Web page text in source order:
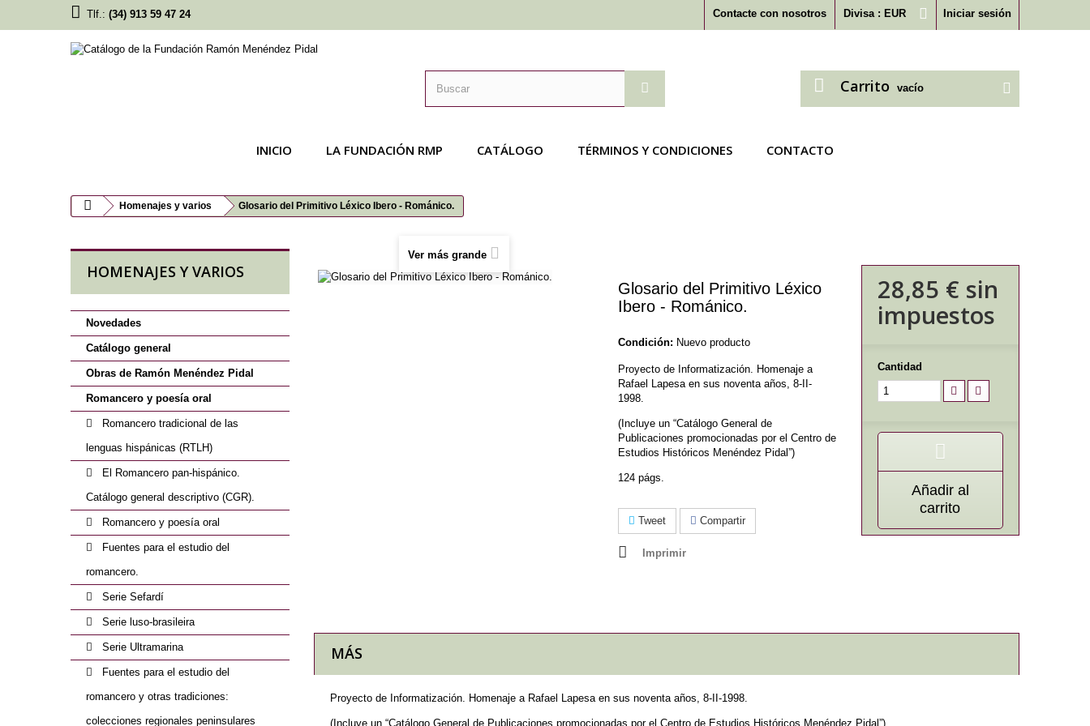
Iniciar sesión
Divisa : EUR
Contacte con nosotros
Tlf.: (34) 913 59 47 24
Carrito vacío
INICIO LA FUNDACIÓN RMP CATÁLOGO TÉRMINOS Y CONDICIONES CONTACTO
Homenajes y varios Glosario del Primitivo Léxico Ibero - Románico.
HOMENAJES Y VARIOS
Novedades
Catálogo general
Obras de Ramón Menéndez Pidal
Romancero y poesía oral
Romancero tradicional de las
lenguas hispánicas (RTLH)
El Romancero pan-hispánico.
Catálogo general descriptivo (CGR).
Romancero y poesía oral
Fuentes para el estudio del
romancero.
Serie Sefardí
Serie luso-brasileira
Serie Ultramarina
Fuentes para el estudio del
romancero y otras tradiciones:
colecciones regionales peninsulares
Ver más grande
Glosario del Primitivo Léxico
Ibero - Románico.
Condición: Nuevo producto
Proyecto de Informatización. Homenaje a
Rafael Lapesa en sus noventa años, 8-II-
1998.
(Incluye un “Catálogo General de
Publicaciones promocionadas por el Centro de
Estudios Históricos Menéndez Pidal”)
124 págs.
Tweet Compartir
Imprimir
28,85 € sin
impuestos
Cantidad
Añadir al
carrito
MÁS
Proyecto de Informatización. Homenaje a Rafael Lapesa en sus noventa años, 8-II-1998.
(Incluye un “Catálogo General de Publicaciones promocionadas por el Centro de Estudios Históricos Menéndez Pidal”)